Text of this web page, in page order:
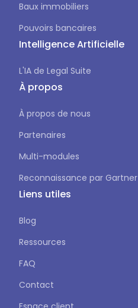
Baux immobiliers
Pouvoirs bancaires
Intelligence Artificielle
L'IA de Legal Suite
À propos
À propos de nous
Partenaires
Multi-modules
Reconnaissance par Gartner
Liens utiles
Blog
Ressources
FAQ
Contact